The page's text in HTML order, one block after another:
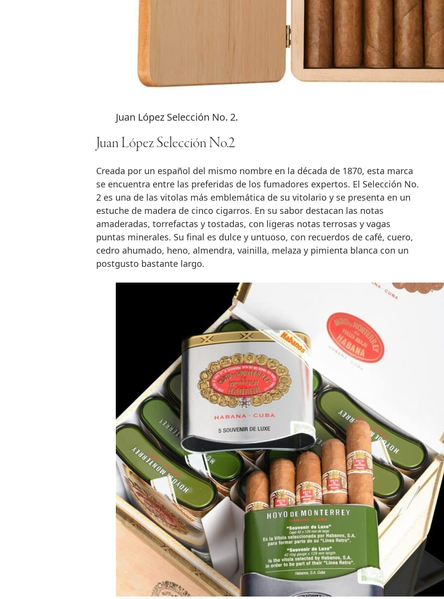
Juan López Selección No. 2.
Juan López Selección No.2
Creada por un español del mismo nombre en la década de 1870, esta marca
se encuentra entre las preferidas de los fumadores expertos. El Selección No.
2 es una de las vitolas más emblemática de su vitolario y se presenta en un
estuche de madera de cinco cigarros. En su sabor destacan las notas
amaderadas, torrefactas y tostadas, con ligeras notas terrosas y vagas
puntas minerales. Su final es dulce y untuoso, con recuerdos de café, cuero,
cedro ahumado, heno, almendra, vainilla, melaza y pimienta blanca con un
postgusto bastante largo.